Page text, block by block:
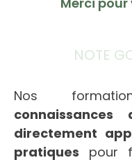
NOTE
Nos
directement
pratiques pour